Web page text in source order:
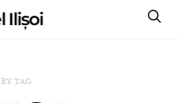
Ilișoi
TAG
CU AUTOGRAF